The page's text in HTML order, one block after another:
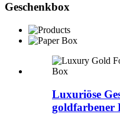
Geschenkbox
Luxuriöse
goldfarbener